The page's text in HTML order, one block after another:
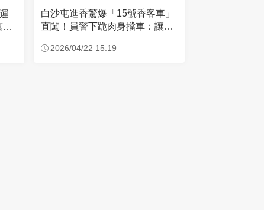
創
白沙屯進香驚爆「15號香客車」
直闖！員警下跪肉身擋車：讓行
2026/04/22 15:19